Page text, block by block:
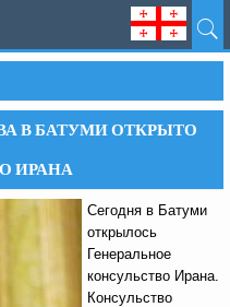
В БАТУМИ ОТКРЫТО
ИРАНА
Сегодня в Батуми
открылось
Генеральное
консульство Ирана.
Консульство